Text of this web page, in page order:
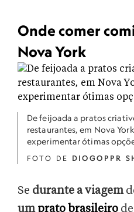
Onde comer
Nova York
De feijoada a pratos
restaurantes, em Nova
experimentar ótimas
FOTO DE DIOGOPPR
Se durante a viagem
umprato brasileiro